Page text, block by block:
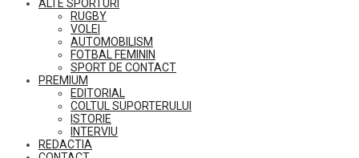
ALTE SPORTURI
RUGBY
VOLEI
AUTOMOBILISM
FOTBAL FEMININ
SPORT DE CONTACT
PREMIUM
EDITORIAL
COLTUL SUPORTERULUI
ISTORIE
INTERVIU
REDACTIA